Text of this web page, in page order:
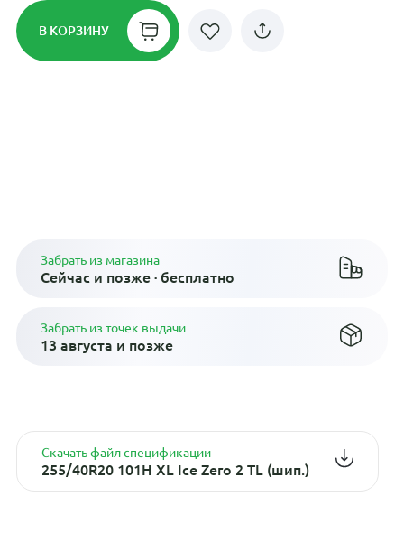
В КОРЗИНУ
Забрать из магазина
Сейчас и позже · бесплатно
Забрать из точек выдачи
13 августа и позже
Скачать файл спецификации
255/40R20 101H XL Ice Zero 2 TL (шип.)